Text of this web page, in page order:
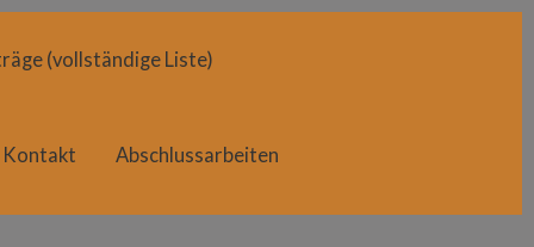
(vollständige Liste)
Kontakt Abschlussarbeiten